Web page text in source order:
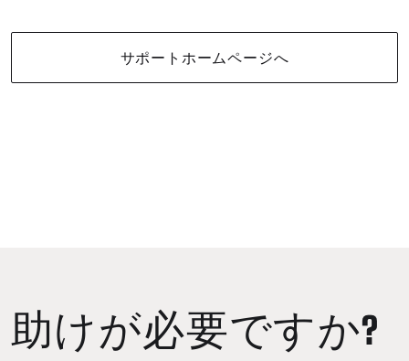
サポートホームページへ
助けが必要ですか?